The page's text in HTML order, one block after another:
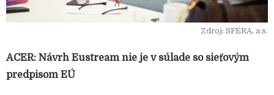
Zdroj: SFÉRA, a.s.
ACER: Návrh Eustream nie je v súlade so sieťovým
predpisom EÚ